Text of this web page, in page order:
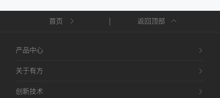
首页 返回顶部
产品中心
关于有方
创新技术